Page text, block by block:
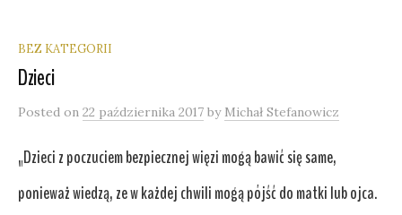
BEZ KATEGORII
Dzieci
Posted on 22 października 2017 by Michał Stefanowicz
„Dzieci z poczuciem bezpiecznej więzi mogą bawić się same,
ponieważ wiedzą, ze w każdej chwili mogą pójść do matki lub ojca.